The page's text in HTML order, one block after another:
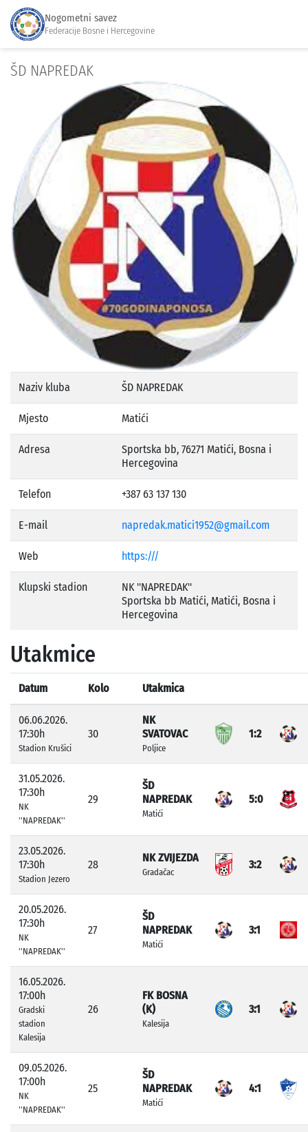
Nogometni savez
Federacije Bosne i Hercegovine
ŠD NAPREDAK
Naziv kluba ŠD NAPREDAK
Mjesto Matići
Adresa
Sportska bb, 76271 Matići, Bosna i
Hercegovina
Telefon +387 63 137 130
E-mail napredak.matici1952@gmail.com
Web https:///
Klupski stadion
NK ''NAPREDAK''
Sportska bb Matići, Matići, Bosna i
Hercegovina
Utakmice
Datum Kolo Utakmica
06.06.2026.
17:30h
Stadion Krušici
30
NK
SVATOVAC
Poljice
1:2
31.05.2026.
17:30h
NK
''NAPREDAK''
29
ŠD
NAPREDAK
Matići
5:0
23.05.2026.
17:30h
Stadion Jezero
28
NK ZVIJEZDA
Gradačac
3:2
20.05.2026.
17:30h
NK
''NAPREDAK''
27
ŠD
NAPREDAK
Matići
3:1
16.05.2026.
17:00h
Gradski
stadion
Kalesija
26
FK BOSNA
(K)
Kalesija
3:1
09.05.2026.
17:00h
NK
''NAPREDAK''
25
ŠD
NAPREDAK
Matići
4:1